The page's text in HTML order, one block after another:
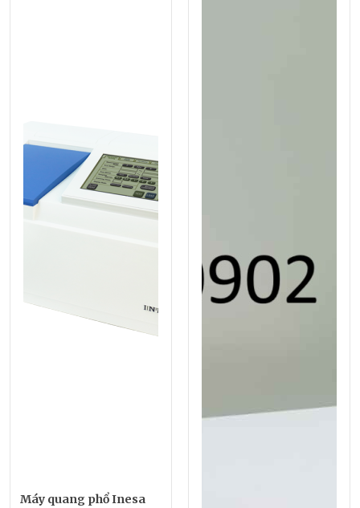
Máy quang phổ Inesa